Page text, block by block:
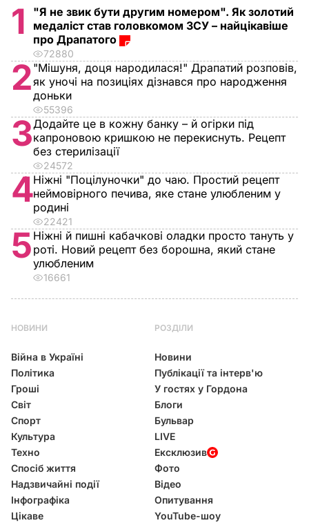
1
"Я не звик бути другим номером". Як золотий
медаліст став головкомом ЗСУ – найцікавіше
про Драпатого
72880
2 "Мішуня, доця народилася!" Драпатий розповів,
як уночі на позиціях дізнався про народження
доньки
55396
3Додайте це в кожну банку – й огірки під
капроновою кришкою не перекиснуть. Рецепт
без стерилізації
24572
4Ніжні "Поцілуночки" до чаю. Простий рецепт
неймовірного печива, яке стане улюбленим у
родині
22421
5 Ніжні й пишні кабачкові оладки просто тануть у
роті. Новий рецепт без борошна, який стане
улюбленим
16661
НОВИНИ
Війна в Україні
Політика
Гроші
Світ
Спорт
Культура
Техно
Спосіб життя
Надзвичайні події
Інфографіка
Цікаве
РОЗДІЛИ
Новини
Публікації та інтерв'ю
У гостях у Гордона
Блоги
Бульвар
LIVE
Ексклюзив
Фото
Відео
Опитування
YouTube-шоу